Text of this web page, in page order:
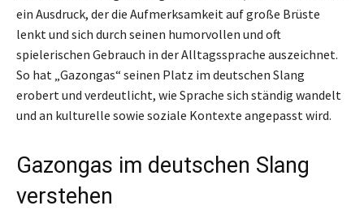
ein Ausdruck, der die Aufmerksamkeit auf große Brüste
lenkt und sich durch seinen humorvollen und oft
spielerischen Gebrauch in der Alltagssprache auszeichnet.
So hat „Gazongas“ seinen Platz im deutschen Slang
erobert und verdeutlicht, wie Sprache sich ständig wandelt
und an kulturelle sowie soziale Kontexte angepasst wird.
Gazongas im deutschen Slang
verstehen